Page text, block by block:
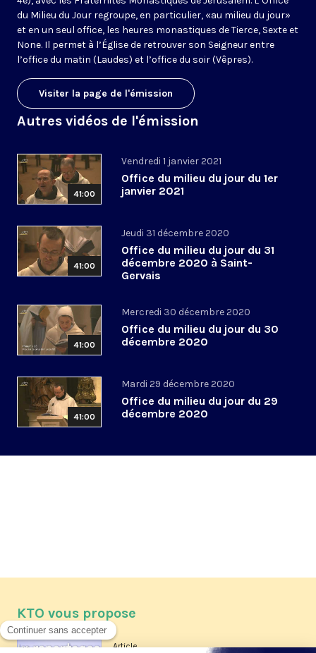
du Milieu du Jour regroupe, en particulier, «au milieu du jour»
et en un seul office, les heures monastiques de Tierce, Sexte et
None. Il permet à l’Église de retrouver son Seigneur entre
l’office du matin (Laudes) et l’office du soir (Vêpres).
Visiter la page de l'émission
Autres vidéos de l'émission
41:00
Vendredi 1 janvier 2021
Office du milieu du jour du 1er
janvier 2021
41:00
Jeudi 31 décembre 2020
Office du milieu du jour du 31
décembre 2020 à Saint-
Gervais
41:00
Mercredi 30 décembre 2020
Office du milieu du jour du 30
décembre 2020
41:00
Mardi 29 décembre 2020
Office du milieu du jour du 29
décembre 2020
KTO vous propose
Article